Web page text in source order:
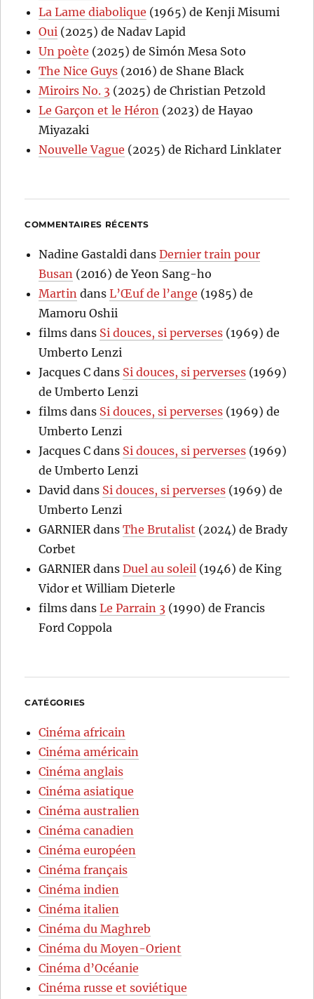
La Lame diabolique (1965) de Kenji Misumi
Oui (2025) de Nadav Lapid
Un poète (2025) de Simón Mesa Soto
The Nice Guys (2016) de Shane Black
Miroirs No. 3 (2025) de Christian Petzold
Le Garçon et le Héron (2023) de Hayao
Miyazaki
Nouvelle Vague (2025) de Richard Linklater
COMMENTAIRES RÉCENTS
Nadine Gastaldi dansDernier train pour
Busan (2016) de Yeon Sang-ho
Martin dansL’Œuf de l’ange (1985) de
Mamoru Oshii
films dans Si douces, si perverses (1969) de
Umberto Lenzi
Jacques C dans Si douces, si perverses (1969)
de Umberto Lenzi
films dans Si douces, si perverses (1969) de
Umberto Lenzi
Jacques C dans Si douces, si perverses (1969)
de Umberto Lenzi
David dans Si douces, si perverses (1969) de
Umberto Lenzi
GARNIER dansThe Brutalist (2024) de Brady
Corbet
GARNIER dansDuel au soleil (1946) de King
Vidor et William Dieterle
films dansLe Parrain 3 (1990) de Francis
Ford Coppola
CATÉGORIES
Cinéma africain
Cinéma américain
Cinéma anglais
Cinéma asiatique
Cinéma australien
Cinéma canadien
Cinéma européen
Cinéma français
Cinéma indien
Cinéma italien
Cinéma du Maghreb
Cinéma du Moyen-Orient
Cinéma d’Océanie
Cinéma russe et soviétique